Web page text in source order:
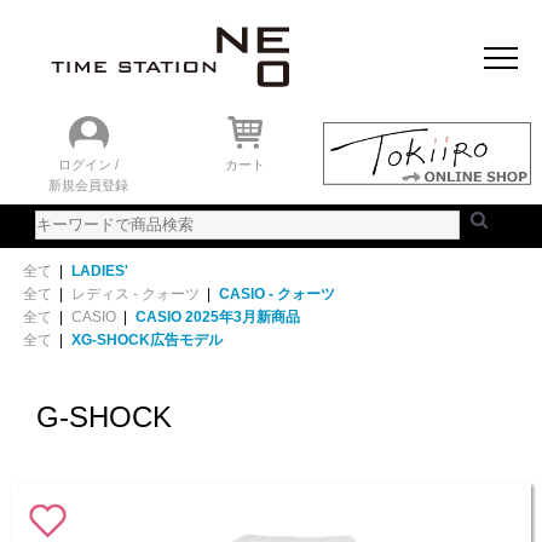
ログイン /
新規会員登録
カート
全て | LADIES'
全て | レディス - クォーツ | CASIO - クォーツ
全て | CASIO | CASIO 2025年3月新商品
全て | XG-SHOCK広告モデル
G-SHOCK
おすすめアイテム
ニュース＆トピック
時計を探す
ランキング
ご利用ガイド